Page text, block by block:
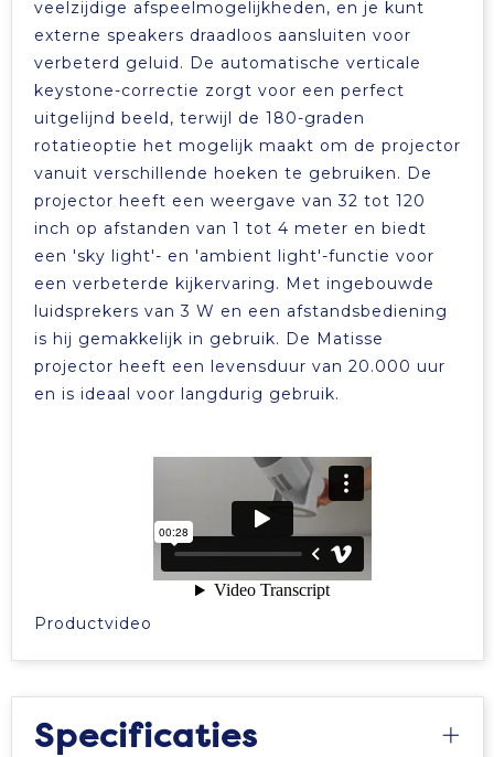
Tablettassen
Toilettassen
Waterbestendige tassen
Aktetassen
Trolleys
veelzijdige afspeelmogelijkheden, en je kunt
externe speakers draadloos aansluiten voor
verbeterd geluid. De automatische verticale
keystone-correctie zorgt voor een perfect
uitgelijnd beeld, terwijl de 180-graden
rotatieoptie het mogelijk maakt om de projector
vanuit verschillende hoeken te gebruiken. De
projector heeft een weergave van 32 tot 120
inch op afstanden van 1 tot 4 meter en biedt
een 'sky light'- en 'ambient light'-functie voor
een verbeterde kijkervaring. Met ingebouwde
luidsprekers van 3 W en een afstandsbediening
is hij gemakkelijk in gebruik. De Matisse
projector heeft een levensduur van 20.000 uur
en is ideaal voor langdurig gebruik.
Productvideo
Specificaties